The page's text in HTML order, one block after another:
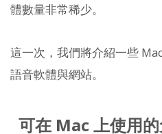
體數量非常稀少。
這一次，我們將介紹一些
語音軟體與網站。
可在 Mac 上使用